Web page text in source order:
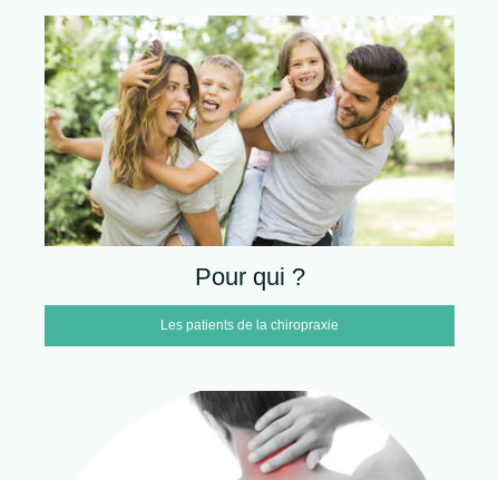
Pour qui ?
Les patients de la chiropraxie